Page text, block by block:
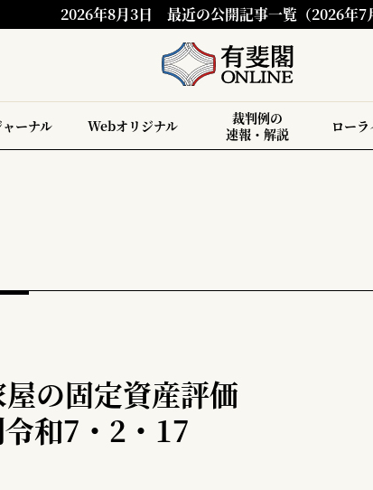
2026年8月3日 最近の公開記事一覧（2026年7
ーナル Webオリジナル
裁判例の
速報・解説
ロー
の固定資産評価
和7・2・17